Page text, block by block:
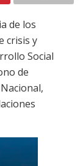
de los
crisis y
Social
de